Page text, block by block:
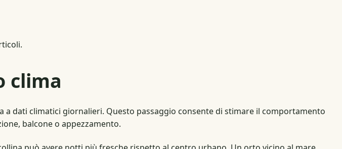
clima
dati climatici giornalieri. Questo passaggio consente di stimare il comportamento
balcone o appezzamento.